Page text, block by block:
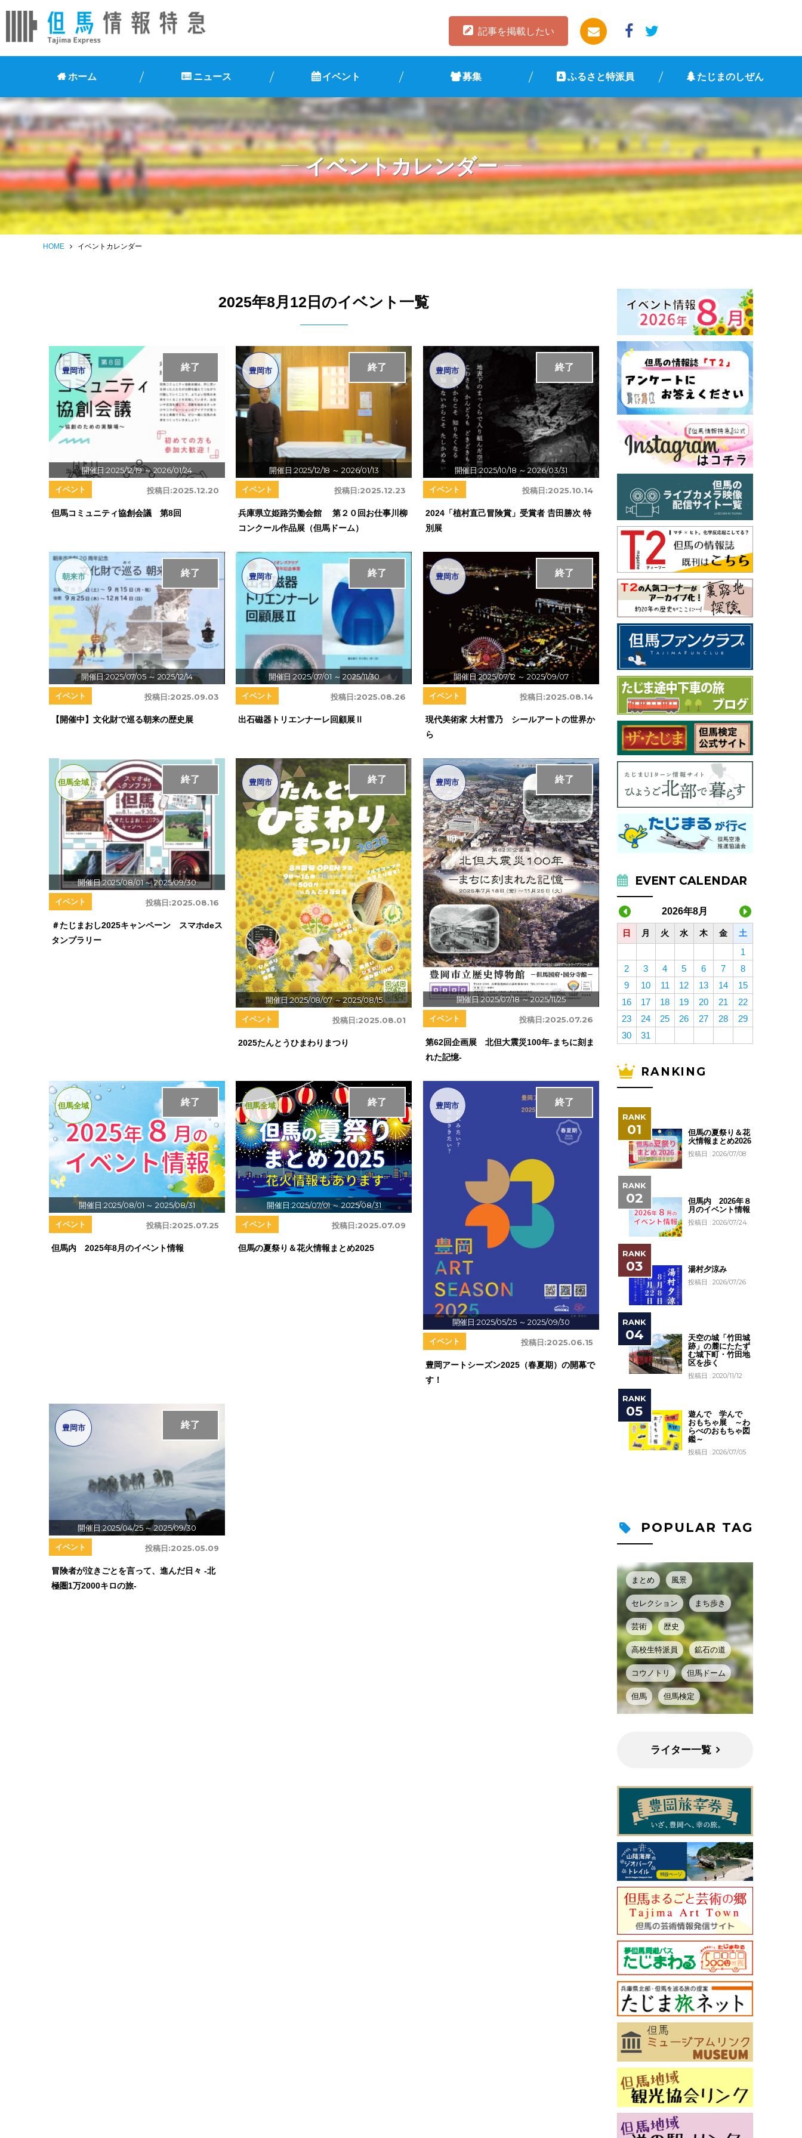
記事を掲載したい
ホーム ニュース イベント 募集 ふるさと特派員 たじまのしぜん
イベントカレンダー
HOME イベントカレンダー
2025年8月12日のイベント一覧
開催日:2025/12/19～ 2026/01/24
終了
豊岡市
投稿日:2025.12.20
イベント
但馬コミュニティ協創会議 第8回
開催日:2025/12/18 ～ 2026/01/13
終了
豊岡市
投稿日:2025.12.23
イベント
兵庫県立姫路労働会館 第２０回お仕事川柳
コンクール作品展（但馬ドーム）
開催日:2025/10/18 ～ 2026/03/31
終了
豊岡市
投稿日:2025.10.14
イベント
2024「植村直己冒険賞」受賞者 𠮷田勝次 特
別展
開催日:2025/07/05 ～ 2025/12/14
終了
朝来市
投稿日:2025.09.03
イベント
【開催中】文化財で巡る朝来の歴史展
開催日:2025/07/01 ～ 2025/11/30
終了
豊岡市
投稿日:2025.08.26
イベント
出石磁器トリエンナーレ回顧展Ⅱ
開催日:2025/07/12 ～ 2025/09/07
終了
豊岡市
投稿日:2025.08.14
イベント
現代美術家 大村雪乃 シールアートの世界か
ら
開催日:2025/08/01～ 2025/09/30
終了
但馬全域
投稿日:2025.08.16
イベント
＃たじまおし2025キャンペーン スマホdeス
タンプラリー
開催日:2025/08/07～ 2025/08/15
終了
豊岡市
投稿日:2025.08.01
イベント
2025たんとうひまわりまつり
開催日:2025/07/18～ 2025/11/25
終了
豊岡市
投稿日:2025.07.26
イベント
第62回企画展 北但大震災100年-まちに刻ま
れた記憶-
開催日:2025/08/01 ～ 2025/08/31
終了
但馬全域
投稿日:2025.07.25
イベント
但馬内 2025年8月のイベント情報
開催日:2025/07/01～ 2025/08/31
終了
但馬全域
投稿日:2025.07.09
イベント
但馬の夏祭り＆花火情報まとめ2025
開催日:2025/05/25 ～ 2025/09/30
終了
豊岡市
投稿日:2025.06.15
イベント
豊岡アートシーズン2025（春夏期）の開幕で
す！
開催日:2025/04/25 ～ 2025/09/30
終了
豊岡市
投稿日:2025.05.09
イベント
冒険者が泣きごとを言って、進んだ日々 -北
極圏1万2000キロの旅-
EVENT CALENDAR
2026年8月
日 月 火 水 木 金 土
1
2
3 4 5 6 7
8
9
10 11 12 13 14
15
16
17 18 19 20 21
22
23
24 25 26 27 28
29
30
31
RANKING
但馬の夏祭り＆花
火情報まとめ2026
投稿日 : 2026/07/08
但馬内 2026年８
月のイベント情報
投稿日 : 2026/07/24
湯村夕涼み
投稿日 : 2026/07/26
天空の城「竹田城
跡」の麓にたたず
む城下町・竹田地
区を歩く
投稿日 : 2020/11/12
遊んで 学んで
おもちゃ展 ～わ
らべのおもちゃ図
鑑～
投稿日 : 2026/07/05
POPULAR TAG
まとめ 風景
セレクション まち歩き
芸術 歴史
高校生特派員 鉱石の道
コウノトリ 但馬ドーム
但馬 但馬検定
ライター一覧